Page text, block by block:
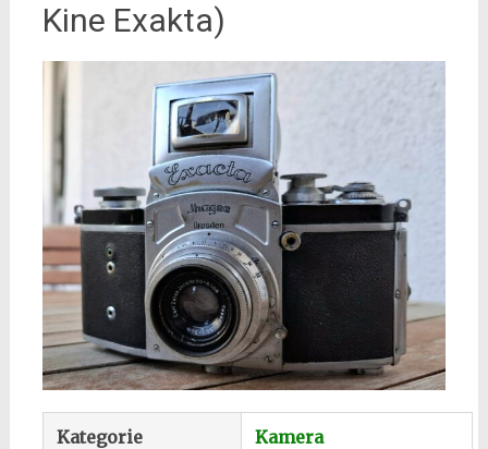
Kine Exakta)
Kategorie Kamera